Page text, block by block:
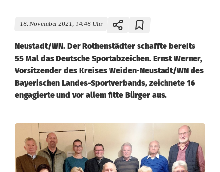
18. November 2021, 14:48 Uhr
Neustadt/WN. Der Rothenstädter schaffte bereits
55 Mal das Deutsche Sportabzeichen. Ernst Werner,
Vorsitzender des Kreises Weiden-Neustadt/WN des
Bayerischen Landes-Sportverbands, zeichnete 16
engagierte und vor allem fitte Bürger aus.
n